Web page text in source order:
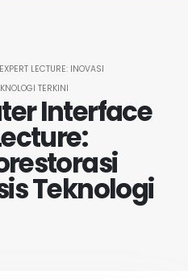
Interface
Teknologi
LECTURE: INOVASI
TERKINI